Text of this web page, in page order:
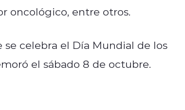
oncológico, entre otros.
celebra el Día Mundial de los
el sábado 8 de octubre.